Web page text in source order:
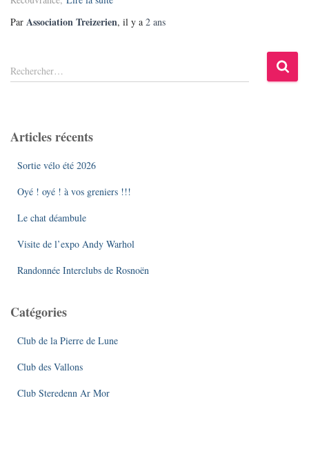
Par Association Treizerien, il y a 2 ans
R
e
r
Rechercher…
Articles récents
Sortie vélo été 2026
Oyé ! oyé ! à vos greniers !!!
Le chat déambule
Visite de l’expo Andy Warhol
Randonnée Interclubs de Rosnoën
Catégories
Club de la Pierre de Lune
Club des Vallons
Club Steredenn Ar Mor